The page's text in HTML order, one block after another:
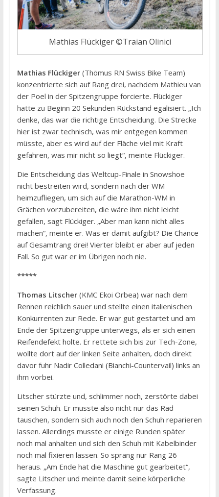
Mathias Flückiger ©Traian Olinici
Mathias Flückiger (Thömus RN Swiss Bike Team)
konzentrierte sich auf Rang drei, nachdem Mathieu van
der Poel in der Spitzengruppe forcierte. Flückiger
hatte zu Beginn 20 Sekunden Rückstand egalisiert. „Ich
denke, das war die richtige Entscheidung. Die Strecke
hier ist zwar technisch, was mir entgegen kommen
müsste, aber es wird auf der Fläche viel mit Kraft
gefahren, was mir nicht so liegt“, meinte Flückiger.
Die Entscheidung das Weltcup-Finale in Snowshoe
nicht bestreiten wird, sondern nach der WM
heimzufliegen, um sich auf die Marathon-WM in
Grächen vorzubereiten, die wäre ihm nicht leicht
gefallen, sagt Flückiger. „Aber man kann nicht alles
machen“, meinte er. Was er damit aufgibt? Die Chance
auf Gesamtrang drei! Vierter bleibt er aber auf jeden
Fall. So gut war er im Übrigen noch nie.
*****
Thomas Litscher(KMC Ekoi Orbea) war nach dem
Rennen reichlich sauer und stellte einen italienischen
Konkurrenten zur Rede. Er war gut gestartet und am
Ende der Spitzengruppe unterwegs, als er sich einen
Reifendefekt holte. Er rettete sich bis zur Tech-Zone,
wollte dort auf der linken Seite anhalten, doch direkt
davor fuhr Nadir Colledani (Bianchi-Countervail) links an
ihm vorbei.
Litscher stürzte und, schlimmer noch, zerstörte dabei
seinen Schuh. Er musste also nicht nur das Rad
tauschen, sondern sich auch noch den Schuh reparieren
lassen. Allerdings musste er einige Runden später
noch mal anhalten und sich den Schuh mit Kabelbinder
noch mal fixieren lassen. So sprang nur Rang 26
heraus. „Am Ende hat die Maschine gut gearbeitet“,
sagte Litscher und meinte damit seine körperliche
Verfassung.